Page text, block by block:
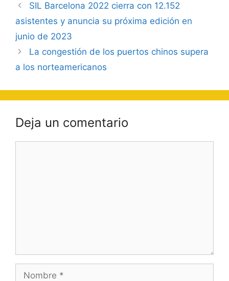
Navegación
SIL Barcelona 2022 cierra con 12.152
asistentes y anuncia su próxima edición en
junio de 2023
La congestión de los puertos chinos supera
a los norteamericanos
Deja un comentario